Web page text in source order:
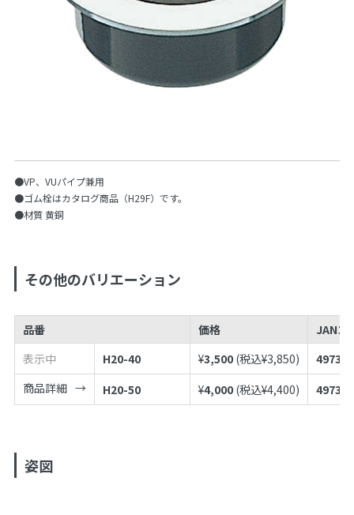
●VP、VUパイプ兼用
●ゴム栓はカタログ商品（H29F）です。
●材質 黄銅
その他のバリエーション
品番 価格
JANコ
表示中
H20-40 ¥3,500 (税込¥3,850)
商品詳細
H20-50 ¥4,000 (税込¥4,400)
姿図